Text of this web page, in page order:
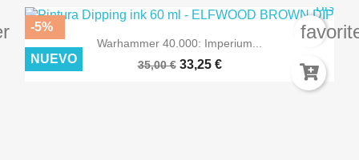
Warhammer 40.000: Imperium...
35,00 € 33,25 €
-5%
NUEVO